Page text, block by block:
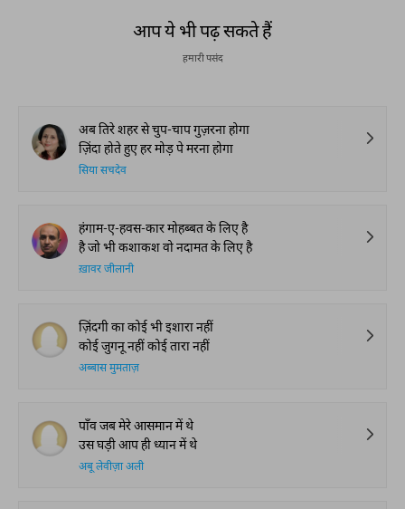
आप ये भी पढ़ सकते हैं
हमारी पसंद
अब तिरे शहर से चुप-चाप गुज़रना होगा
ज़िंदा होते हुए हर मोड़ पे मरना होगा
सिया सचदेव
हंगाम-ए-हवस-कार मोहब्बत के लिए है
है जो भी कशाकश वो नदामत के लिए है
ख़ावर जीलानी
ज़िंदगी का कोई भी इशारा नहीं
कोई जुगनू नहीं कोई तारा नहीं
अब्बास मुमताज़
पाँव जब मेरे आसमान में थे
उस घड़ी आप ही ध्यान में थे
अबू लेवीज़ा अली